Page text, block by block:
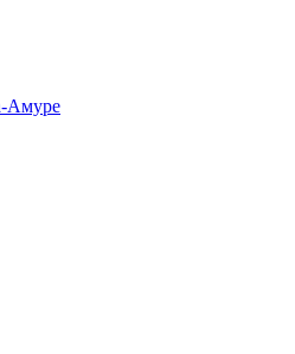
Амуре